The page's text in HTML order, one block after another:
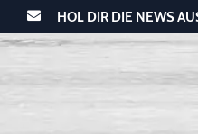
HOL DIR DIE NEWS